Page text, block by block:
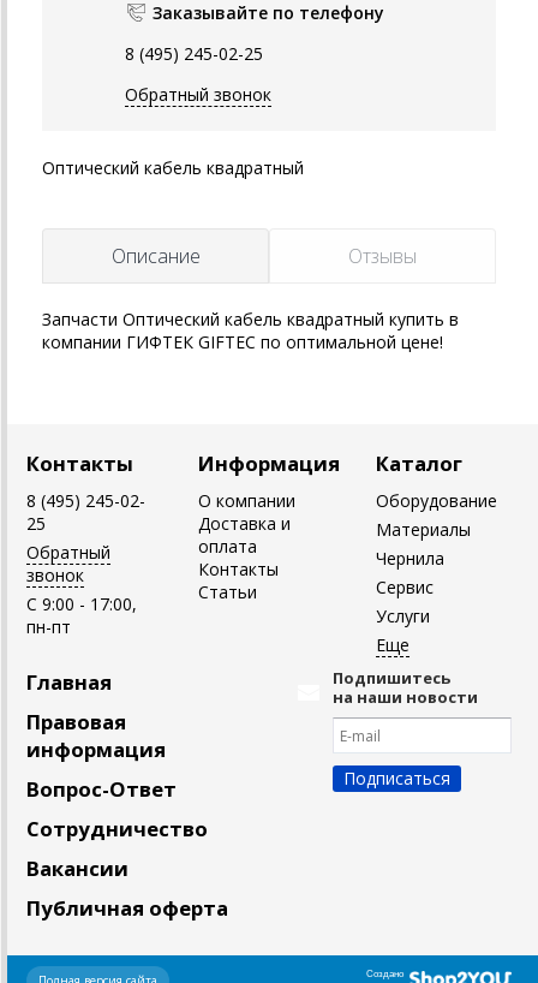
Заказывайте по телефону
8 (495) 245-02-25
Обратный звонок
Оптический кабель квадратный
Описание Отзывы
Запчасти Оптический кабель квадратный купить в
компании ГИФТЕК GIFTEC по оптимальной цене!
Контакты
8 (495) 245-02-
25
Обратный
звонок
C 9:00 - 17:00,
пн-пт
Информация
О компании
Доставка и
оплата
Контакты
Статьи
Каталог
Оборудование
Материалы
Чернила
Сервис
Услуги
Главная
Правовая
информация
Вопрос-Ответ
Сотрудничество
Вакансии
Публичная оферта
Подпишитесь
на наши новости
Создано